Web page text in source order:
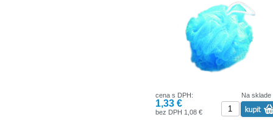
Rozmery produktu v balení [cm]: 18 x
Na sklade
cena s DPH:
1,33 €
bez DPH 1,08 €